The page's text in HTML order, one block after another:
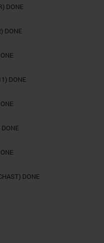
DONE
DONE
DONE
DONE